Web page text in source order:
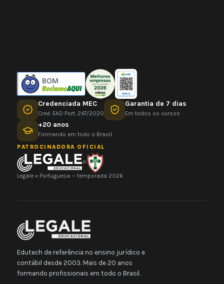
BOM
Credenciada MEC
Cred. EAD Port. 247/2020
Garantia de 7 dias
Em todos os cursos
+20 anos
Formando em todo o Brasil
PATROCINADORA OFICIAL
×
Legale × Portuguesa — temporada 2026
Edutech de referência no ensino jurídico e
contábil desde 2003. Mais de 20 anos
formando profissionais em todo o Brasil.